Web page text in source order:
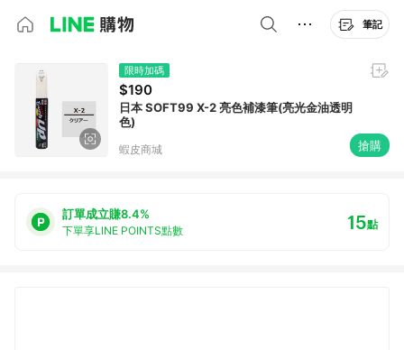
筆記
限時加碼
$190
日本 SOFT99 X-2 亮色補漆筆(亮光金油透明
色)
蝦皮商城 搶購
訂單成立賺8.4%
下單享LINE POINTS點數 15點